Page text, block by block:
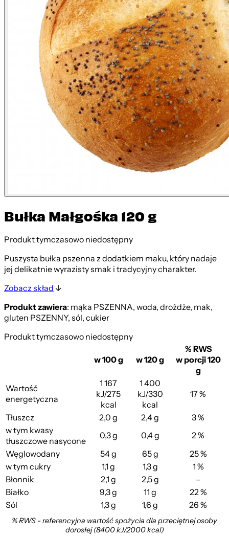
Bułka Małgośka 120 g
Produkt tymczasowo niedostępny
Puszysta bułka pszenna z dodatkiem maku, który nadaje
jej delikatnie wyrazisty smak i tradycyjny charakter.
Zobacz skład
Produkt zawiera: mąka PSZENNA, woda, drożdże, mak,
gluten PSZENNY, sól, cukier
Produkt tymczasowo niedostępny
w 100 g w 120 g
% RWS
w porcji 120
g
Wartość
energetyczna
1 167
kJ/275
kcal
1 400
kJ/330
kcal
17 %
Tłuszcz 2,0 g 2,4 g
3 %
w tym kwasy
tłuszczowe nasycone
0,3 g 0,4 g
2 %
Węglowodany
54 g 65 g
25 %
w tym cukry
1,1 g 1,3 g
1 %
Błonnik
2,1 g 2,5 g
–
Białko
9,3 g 11 g
22 %
Sól
1,3 g 1,6 g 26 %
% RWS - referencyjna wartość spożycia dla przeciętnej osoby
dorosłej (8400 kJ/2000 kcal)